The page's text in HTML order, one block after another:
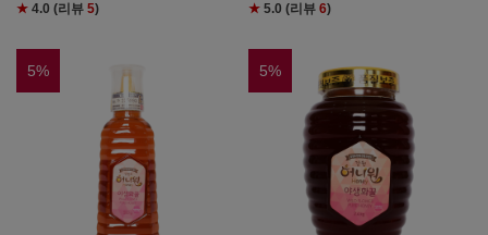
★ 4.0 (리뷰 5) ★ 5.0 (리뷰6)
5% 5%